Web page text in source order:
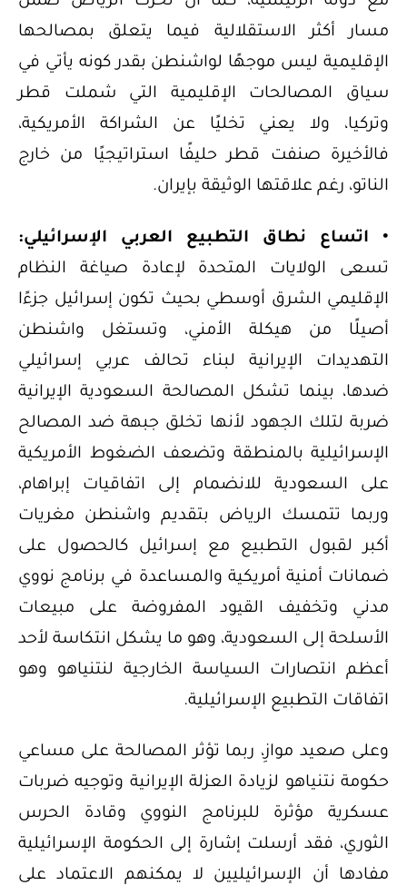
مسار أكثر الاستقلالية فيما يتعلق بمصالحها
الإقليمية ليس موجهًا لواشنطن بقدر كونه يأتي في
سياق المصالحات الإقليمية التي شملت قطر
وتركيا، ولا يعني تخليًا عن الشراكة الأمريكية،
فالأخيرة صنفت قطر حليفًا استراتيجيًا من خارج
الناتو، رغم علاقتها الوثيقة بإيران.
• اتساع نطاق التطبيع العربي الإسرائيلي:
تسعى الولايات المتحدة لإعادة صياغة النظام
الإقليمي الشرق أوسطي بحيث تكون إسرائيل جزءًا
أصيلًا من هيكلة الأمني، وتستغل واشنطن
التهديدات الإيرانية لبناء تحالف عربي إسرائيلي
ضدها، بينما تشكل المصالحة السعودية الإيرانية
ضربة لتلك الجهود لأنها تخلق جبهة ضد المصالح
الإسرائيلية بالمنطقة وتضعف الضغوط الأمريكية
على السعودية للانضمام إلى اتفاقيات إبراهام،
وربما تتمسك الرياض بتقديم واشنطن مغريات
أكبر لقبول التطبيع مع إسرائيل كالحصول على
ضمانات أمنية أمريكية والمساعدة في برنامج نووي
مدني وتخفيف القيود المفروضة على مبيعات
الأسلحة إلى السعودية، وهو ما يشكل انتكاسة لأحد
أعظم انتصارات السياسة الخارجية لنتنياهو وهو
اتفاقات التطبيع الإسرائيلية.
وعلى صعيد موازِ، ربما تؤثر المصالحة على مساعي
حكومة نتنياهو لزيادة العزلة الإيرانية وتوجيه ضربات
عسكرية مؤثرة للبرنامج النووي وقادة الحرس
الثوري، فقد أرسلت إشارة إلى الحكومة الإسرائيلية
مفادها أن الإسرائيليين لا يمكنهم الاعتماد على